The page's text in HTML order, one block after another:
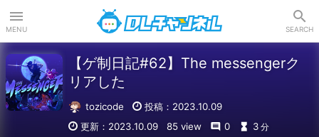
MENU SEARCH
【ゲ制日記#62】The messengerク
リアした
tozicode
投稿：2023.10.09
更新：2023.10.09
85 view 0 3 分